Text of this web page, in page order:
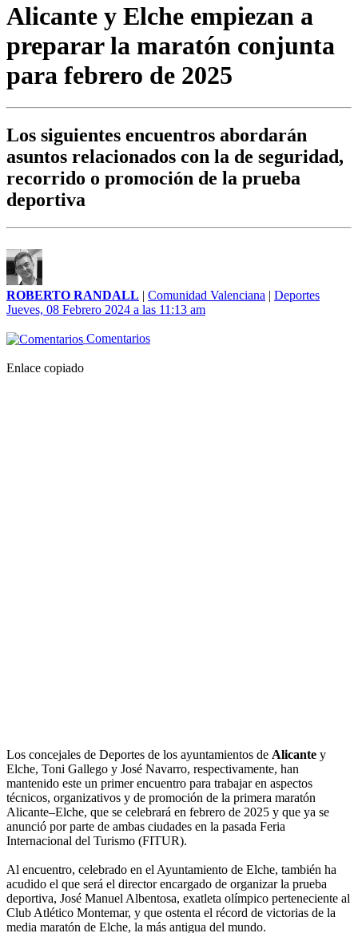
Alicante y Elche empiezan a
preparar la maratón conjunta
para febrero de 2025
Los siguientes encuentros abordarán
asuntos relacionados con la de seguridad,
recorrido o promoción de la prueba
deportiva
ROBERTO RANDALL | Comunidad Valenciana | Deportes
Jueves, 08 Febrero 2024 a las 11:13 am
Comentarios
Enlace copiado
Los concejales de Deportes de los ayuntamientos de Alicante y
Elche, Toni Gallego y José Navarro, respectivamente, han
mantenido este un primer encuentro para trabajar en aspectos
técnicos, organizativos y de promoción de la primera maratón
Alicante–Elche, que se celebrará en febrero de 2025 y que ya se
anunció por parte de ambas ciudades en la pasada Feria
Internacional del Turismo (FITUR).
Al encuentro, celebrado en el Ayuntamiento de Elche, también ha
acudido el que será el director encargado de organizar la prueba
deportiva, José Manuel Albentosa, exatleta olímpico perteneciente al
Club Atlético Montemar, y que ostenta el récord de victorias de la
media maratón de Elche, la más antigua del mundo.